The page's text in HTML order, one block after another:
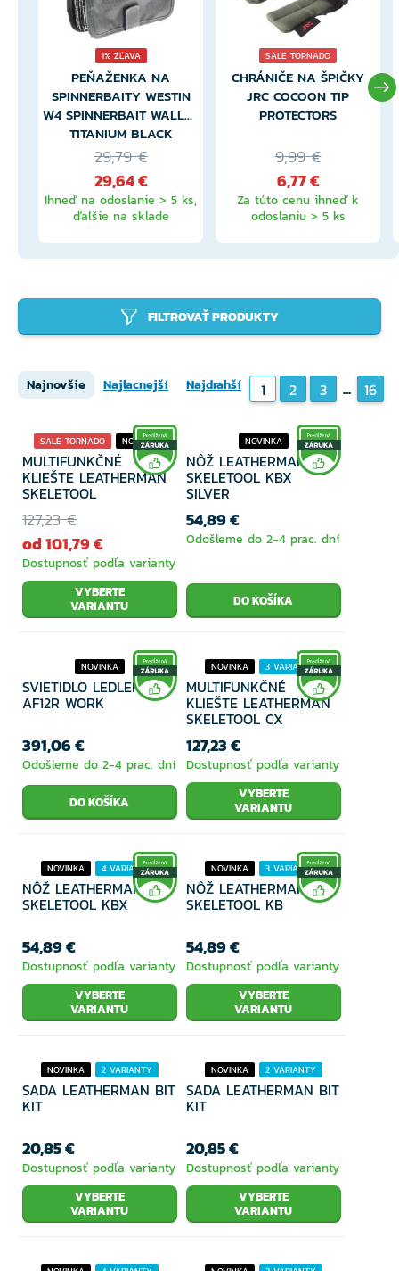
1% ZĽAVA
PEŇAŽENKA NA
SPINNERBAITY WESTIN
W4 SPINNERBAIT WALLET
TITANIUM BLACK
29,79 €
29,64 €
Ihneď na odoslanie > 5 ks,
ďalšie na sklade
SALE TORNADO
CHRÁNIČE NA ŠPIČKY
JRC COCOON TIP
PROTECTORS
9,99 €
6,77 €
Za túto cenu ihneď k
odoslaniu > 5 ks
FILTROVAŤ PRODUKTY
Najnovšie Najlacnejší Najdrahší 1 2 3 ... 16
SALE TORNADO
NOVINKA
3 VARIANTY
20% ZĽAVA
MULTIFUNKČNÉ
KLIEŠTE LEATHERMAN
SKELETOOL
127,23 €
od 101,79 €
Dostupnosť podľa varianty
VYBERTE
VARIANTU
NOVINKA
NÔŽ LEATHERMAN
SKELETOOL KBX
SILVER
54,89 €
Odošleme do 2-4 prac. dní
NOVINKA
SVIETIDLO LEDLENSER
AF12R WORK
391,06 €
Odošleme do 2-4 prac. dní
NOVINKA 3 VARIANTY
MULTIFUNKČNÉ
KLIEŠTE LEATHERMAN
SKELETOOL CX
127,23 €
Dostupnosť podľa varianty
VYBERTE
VARIANTU
NOVINKA 4 VARIANTY
NÔŽ LEATHERMAN
SKELETOOL KBX
54,89 €
Dostupnosť podľa varianty
VYBERTE
VARIANTU
NOVINKA 3 VARIANTY
NÔŽ LEATHERMAN
SKELETOOL KB
54,89 €
Dostupnosť podľa varianty
VYBERTE
VARIANTU
NOVINKA 2 VARIANTY
SADA LEATHERMAN BIT
KIT
20,85 €
Dostupnosť podľa varianty
VYBERTE
VARIANTU
NOVINKA 2 VARIANTY
SADA LEATHERMAN BIT
KIT
20,85 €
Dostupnosť podľa varianty
VYBERTE
VARIANTU